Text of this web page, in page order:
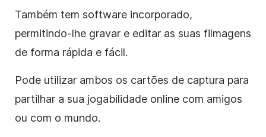
Também tem software incorporado,
permitindo-lhe gravar e editar as suas filmagens
de forma rápida e fácil.
Pode utilizar ambos os cartões de captura para
partilhar a sua jogabilidade online com amigos
ou com o mundo.